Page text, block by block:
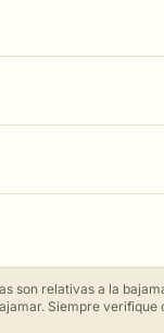
son relativas a la
Siempre verifique